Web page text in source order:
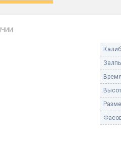
Бенгальские огни малые
Бенгальские огни большие
Фонтаны